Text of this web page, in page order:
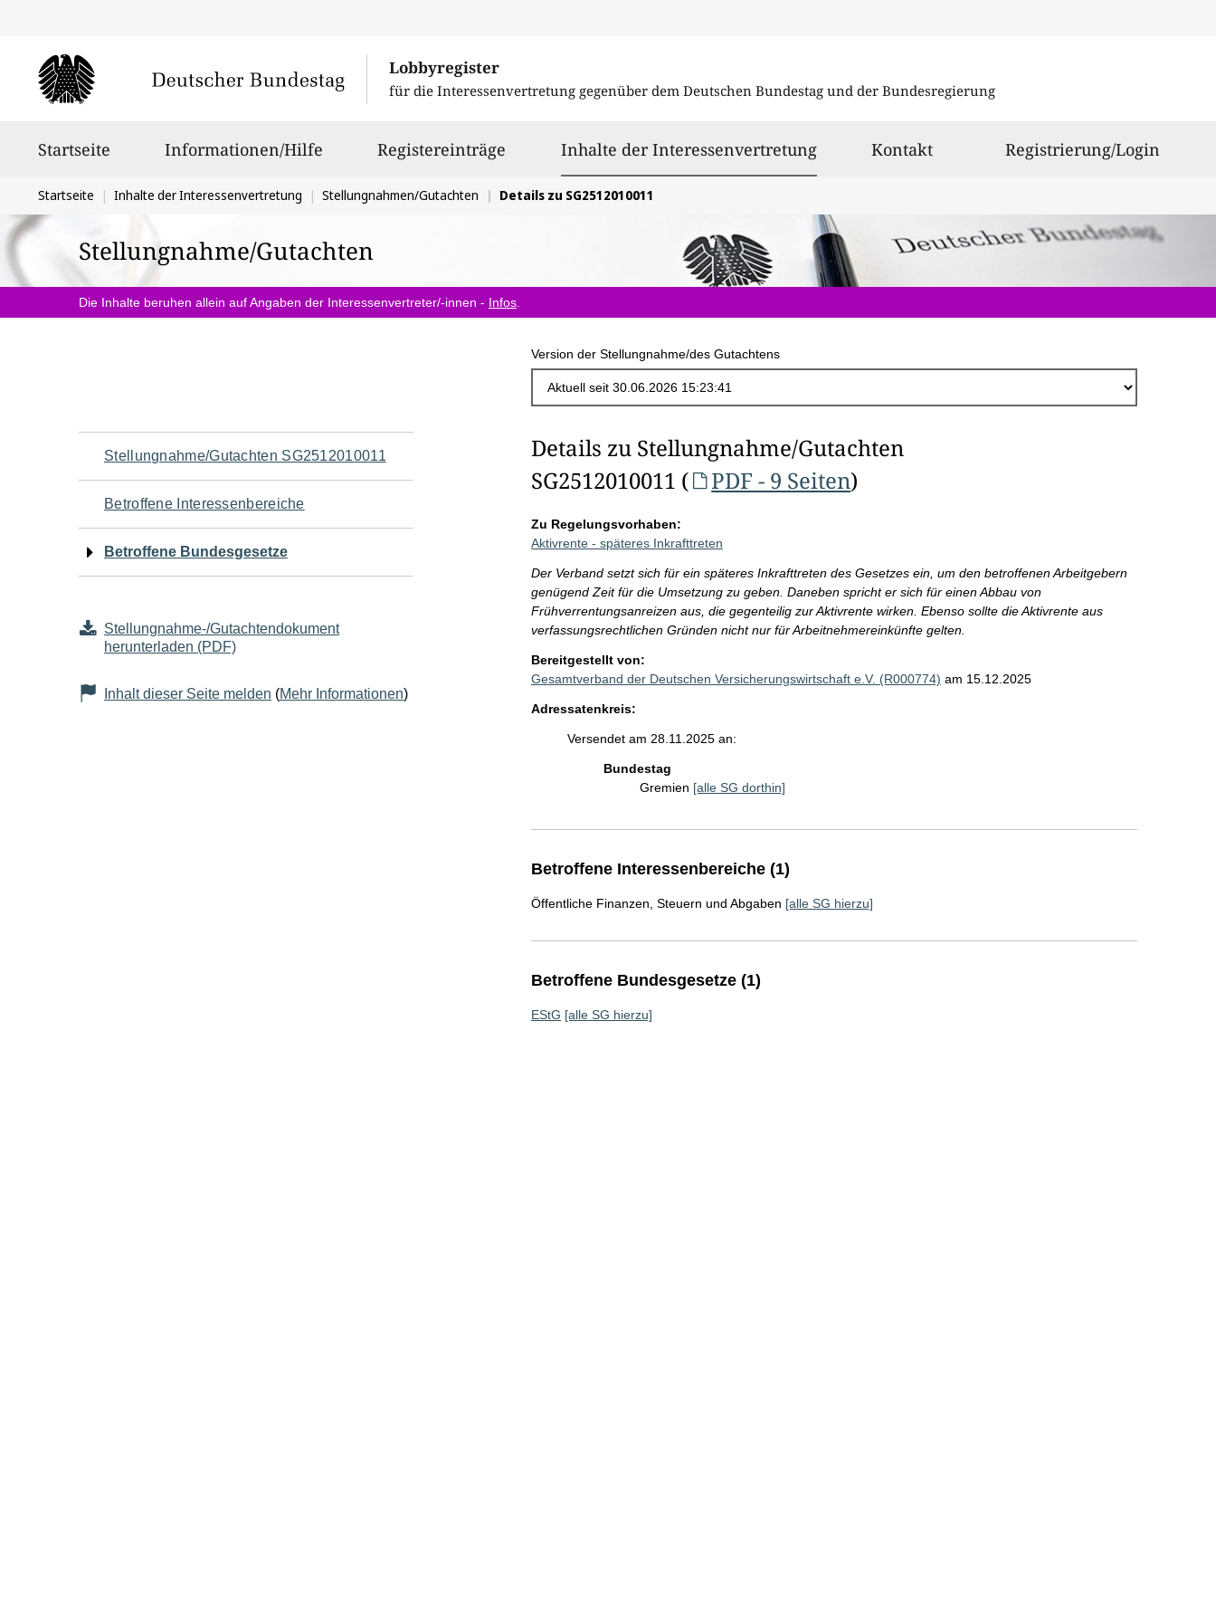
Lobbyregister
für die Interessenvertretung gegenüber dem Deutschen Bundestag und der Bundesregierung
Startseite Informationen/Hilfe Registereinträge Inhalte der Interessenvertretungausgewählt
Kontakt Registrierung/Login
Sie
befinden
sich
hier:
Startseite Inhalte der Interessenvertretung Stellungnahmen/Gutachten Details zu SG2512010011
Stellungnahme/Gutachten
Die Inhalte beruhen allein auf Angaben der Interessenvertreter/-innen - Infos
Version der Stellungnahme/des Gutachtens
Navigation
für
den
Seiteninhalt
Stellungnahme/Gutachten SG2512010011
Betroffene Interessenbereiche
Betroffene Bundesgesetze
Stellungnahme-/Gutachtendokument
herunterladen (PDF)
Inhalt dieser Seite melden (Mehr Informationen)
Details zu Stellungnahme/Gutachten
SG2512010011 (
PDF - 9 Seiten)
Zu Regelungsvorhaben:
Aktivrente - späteres Inkrafttreten
Der Verband setzt sich für ein späteres Inkrafttreten des Gesetzes ein, um den betroffenen Arbeitgebern
genügend Zeit für die Umsetzung zu geben. Daneben spricht er sich für einen Abbau von
Frühverrentungsanreizen aus, die gegenteilig zur Aktivrente wirken. Ebenso sollte die Aktivrente aus
verfassungsrechtlichen Gründen nicht nur für Arbeitnehmereinkünfte gelten.
Bereitgestellt von:
Gesamtverband der Deutschen Versicherungswirtschaft e.V. (R000774) am 15.12.2025
Adressatenkreis:
Versendet am 28.11.2025 an:
Bundestag
Gremien [alle SG dorthin]
Betroffene Interessenbereiche (1)
Öffentliche Finanzen, Steuern und Abgaben [alle SG hierzu]
Betroffene Bundesgesetze (1)
EStG [alle SG hierzu]